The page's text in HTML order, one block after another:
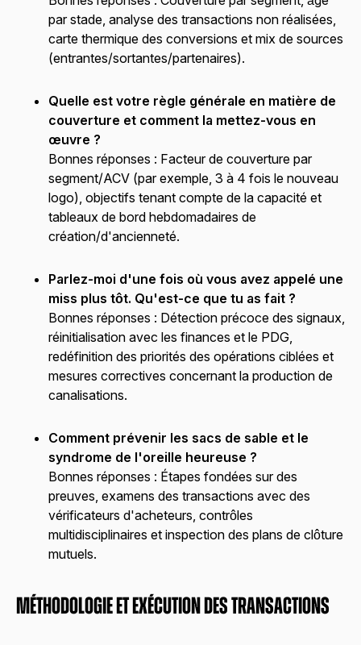
par stade, analyse des transactions non réalisées,
carte thermique des conversions et mix de sources
(entrantes/sortantes/partenaires).
Quelle est votre règle générale en matière de
couverture et comment la mettez-vous en
œuvre ?
Bonnes réponses : Facteur de couverture par
segment/ACV (par exemple, 3 à 4 fois le nouveau
logo), objectifs tenant compte de la capacité et
tableaux de bord hebdomadaires de
création/d'ancienneté.
Parlez-moi d'une fois où vous avez appelé une
miss plus tôt. Qu'est-ce que tu as fait ?
Bonnes réponses : Détection précoce des signaux,
réinitialisation avec les finances et le PDG,
redéfinition des priorités des opérations ciblées et
mesures correctives concernant la production de
canalisations.
Comment prévenir les sacs de sable et le
syndrome de l'oreille heureuse ?
Bonnes réponses : Étapes fondées sur des
preuves, examens des transactions avec des
vérificateurs d'acheteurs, contrôles
multidisciplinaires et inspection des plans de clôture
mutuels.
Méthodologie et exécution des transactions